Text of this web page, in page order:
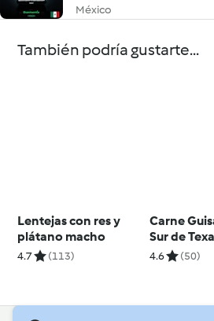
México
También podría gustarte...
Lentejas con res y
plátano macho
4.7 (113)
Carne
Sur de
4.6 (50)